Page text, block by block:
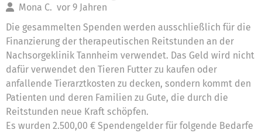
Mona C. vor 9 Jahren
Die gesammelten Spenden werden ausschließlich für die
Finanzierung der therapeutischen Reitstunden an der
Nachsorgeklinik Tannheim verwendet. Das Geld wird nicht
dafür verwendet den Tieren Futter zu kaufen oder
anfallende Tierarztkosten zu decken, sondern kommt den
Patienten und deren Familien zu Gute, die durch die
Reitstunden neue Kraft schöpfen.
Es wurden 2.500,00 € Spendengelder für folgende Bedarfe